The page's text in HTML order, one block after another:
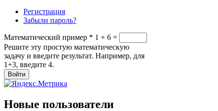
Регистрация
Забыли пароль?
Математический пример * 1 + 6 =
Решите эту простую математическую
задачу и введите результат. Например, для
1+3, введите 4.
Новые пользователи